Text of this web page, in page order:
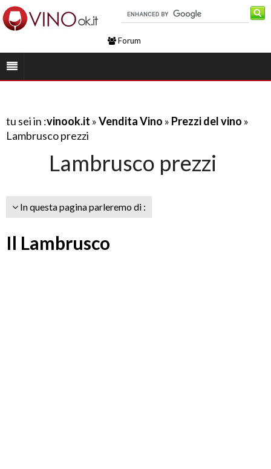
Forum
tu sei in :vinook.it »Vendita Vino » Prezzi del vino »
Lambrusco prezzi
Lambrusco prezzi
In questa pagina parleremo di :
Il Lambrusco